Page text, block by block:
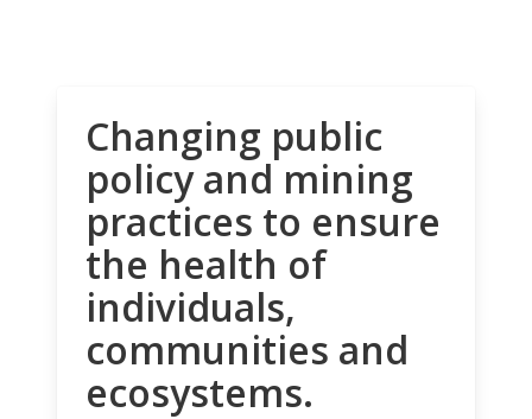
Changing public
policy and mining
practices to ensure
the health of
individuals,
communities and
ecosystems.